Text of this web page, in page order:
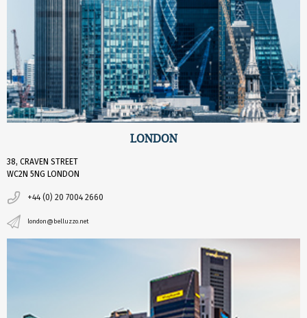
LONDON
38, CRAVEN STREET
WC2N 5NG LONDON
+44 (0) 20 7004 2660
london@belluzzo.net